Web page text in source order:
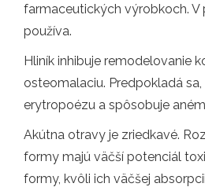
farmaceutických výrobkoch. V
používa.
Hliník inhibuje remodelovanie
osteomalaciu. Predpokladá sa,
erytropoézu a spôsobuje
Akútna otravy je zriedkavé.
formy majú väčší potenciál
formy, kvôli ich väčšej